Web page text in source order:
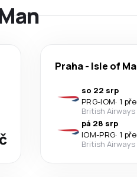
Praha- Isle of
so 22 srp
PRG-IOM· 1
British Airways
pá 28 srp
IOM-PRG· 1
British Airways